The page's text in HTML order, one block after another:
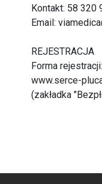
Kontakt: 58 320
Email:
REJESTRACJA
Forma
www.serce-
(zakładka